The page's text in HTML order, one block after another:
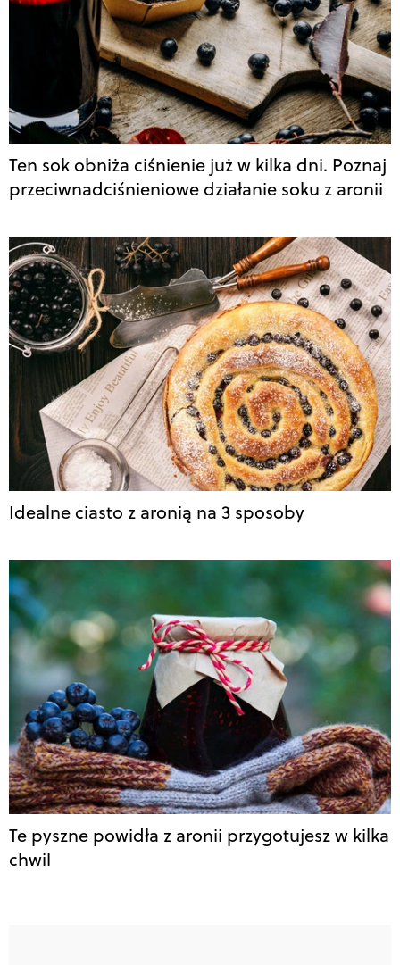
Ten sok obniża ciśnienie już w kilka dni. Poznaj
przeciwnadciśnieniowe działanie soku z aronii
Idealne ciasto z aronią na 3 sposoby
Te pyszne powidła z aronii przygotujesz w kilka
chwil